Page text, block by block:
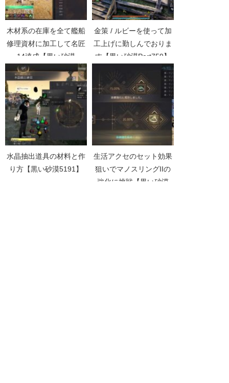
木材系の在庫を全て艦船
修理資材に加工して名匠
14達成【黒い砂漠
Part2822】
金策 / ルビーを使って加
工上げに勤しんでおりま
す【黒い砂漠Part759】
水晶抽出道具の材料と作
り方【黒い砂漠5191】
生活アクセのセット効果
狙いでマノスリングIIの
強化に挑戦【黒い砂漠